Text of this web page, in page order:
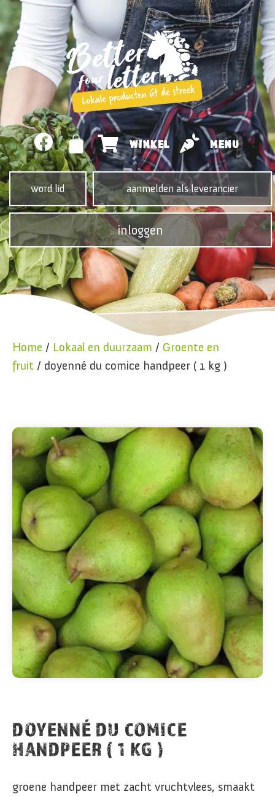
WINKEL MENU
word lid aanmelden als leverancier
inloggen
Home / Lokaal en duurzaam / Groente en
fruit / doyenné du comice handpeer ( 1 kg )
DOYENNÉ DU COMICE
HANDPEER ( 1 KG )
groene handpeer met zacht vruchtvlees, smaakt